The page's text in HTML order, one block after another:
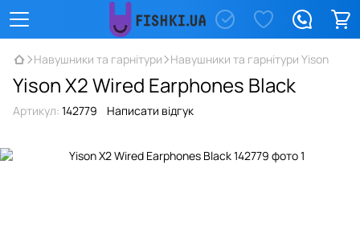
Навушники та гарнітури Навушники та гарнітури Yison
Yison X2 Wired Earphones Black
Артикул: 142779 Написати відгук